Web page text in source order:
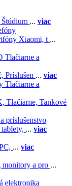
Štúdium ... viac
Xiaomi, t ...
Tlačiarne a
Príslušen ... viac
Tlačiarne a
Tlačiarne, Tankové
príslušenstvo
... viac
... viac
monitory a pro ...
elektronika